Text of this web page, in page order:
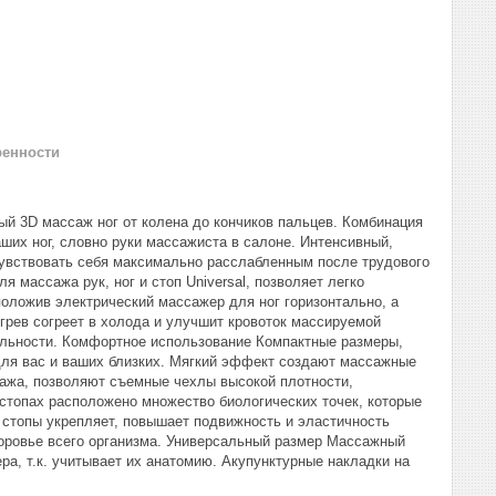
массаж ног от колена до кончиков пальцев. Комбинация
ног, словно руки массажиста в салоне. Интенсивный,
себя максимально расслабленным после трудового
массажа рук, ног и стоп Universal, позволяет легко
электрический массажер для ног горизонтально, а
согреет в холода и улучшит кровоток массируемой
Комфортное использование Компактные размеры,
вас и ваших близких. Мягкий эффект создают массажные
позволяют съемные чехлы высокой плотности,
расположено множество биологических точек, которые
укрепляет, повышает подвижность и эластичность
всего организма. Универсальный размер Массажный
т.к. учитывает их анатомию. Акупунктурные накладки на